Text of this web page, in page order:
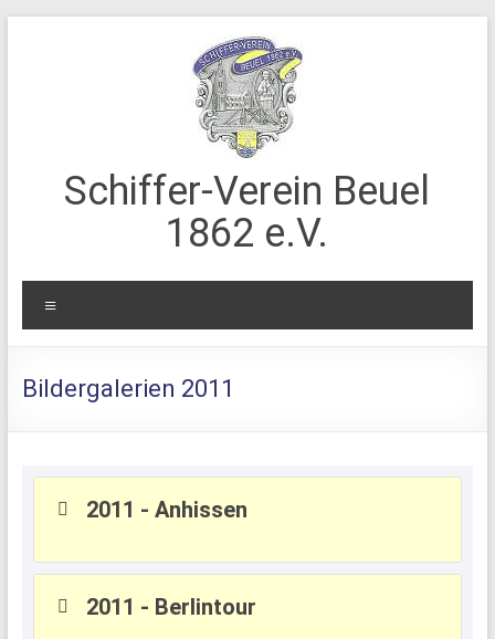
Schiffer-Verein Beuel
1862 e.V.
Bildergalerien 2011
2011 - Anhissen
2011 - Berlintour